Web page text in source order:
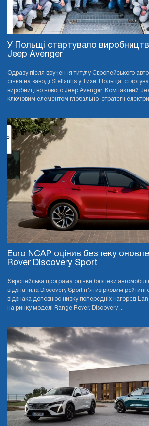
У Польщі стартувало
Jeep Avenger
Одразу після вручення титулу Європейського
січня на заводі Stellantis у Тихи, Польща,
виробництво нового Jeep Avenger. Компактний
ключовим елементом глобальної стратегії
Euro NCAP оцінив безпеку
Rover Discovery Sport
Європейська програма оцінки безпеки
відзначила Discovery Sport п’ятизірковим
відзнака доповнює низку попередніх нагород
на ринку моделі Range Rover, Discovery ...